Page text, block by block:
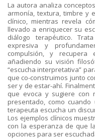
La autora analiza
armonía, textura, timbre y
clínico, mientras revela
llevado a enriquecer su
diálogo terapéutico.
expresiva y
compulsión, y
añadiendo su visión
“escucha interpretativa”
que co-construimos junto
ser y de estar-ahí.
que evoca y sugiere con
presentado, como
terapeuta escucha un
Los ejemplos clínicos
con la esperanza de que
opciones para ser